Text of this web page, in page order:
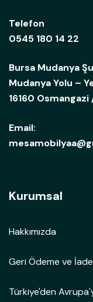
Telefon
0545 180 14 22
Bursa Mudanya
Mudanya Yolu –
16160 Osmangazi
Email:
Kurumsal
Hakkımızda
Geri Ödeme ve
Türkiye'den